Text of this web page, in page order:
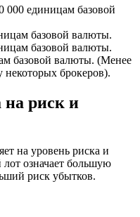
000 единицам базовой
базовой валюты.
базовой валюты.
базовой валюты. (Менее
некоторых брокеров).
на риск и
на уровень риска и
означает большую
риск убытков.